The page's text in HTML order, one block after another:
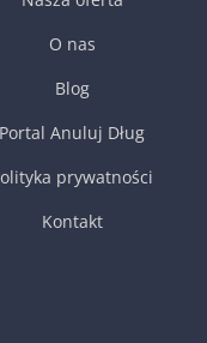
O nas
Blog
Portal Anuluj Dług
prywatności
Kontakt